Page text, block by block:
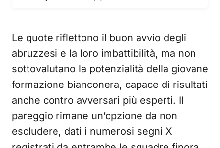
Le quote riflettono il buon avvio degli
abruzzesi e la loro imbattibilità, ma non
sottovalutano la potenzialità della giovane
formazione bianconera, capace di risultati
anche contro avversari più esperti. Il
pareggio rimane un’opzione da non
escludere, dati i numerosi segni X